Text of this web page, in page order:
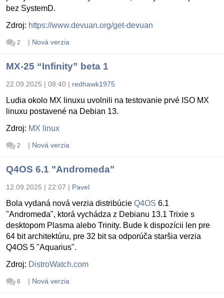
bez SystemD.
Zdroj: https://www.devuan.org/get-devuan
2 | Nová verzia
MX-25 “Infinity” beta 1
22.09.2025 | 08:40 | redhawk1975
Ludia okolo MX linuxu uvolnili na testovanie prvé ISO MX
linuxu postavené na Debian 13.
Zdroj: MX linux
2 | Nová verzia
Q4OS 6.1 "Andromeda"
12.09.2025 | 22:07 | Pavel
Bola vydaná nová verzia distribúcie Q4OS 6.1
"Andromeda", ktorá vychádza z Debianu 13.1 Trixie s
desktopom Plasma alebo Trinity. Bude k dispozícii len pre
64 bit architektúru, pre 32 bit sa odporúča staršia verzia
Q4OS 5 "Aquarius".
Zdroj: DistroWatch.com
6 | Nová verzia